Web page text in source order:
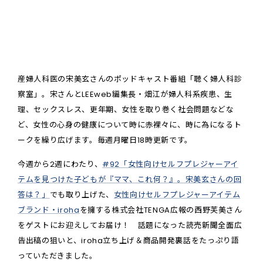
産婦人科医の宋美玄さんのポッドキャスト番組「聴く婦人科診
察室」。宋さんとLEEweb編集長・畑江が婦人科系疾患、生
理、セックスレス、更年期、女性を取り巻く社会問題などな
ど、女性の心身の健康について時に赤裸々に、時に為になるト
ークを繰り広げます。毎週月曜日18時更新です。
今週から2週にわたり、 #92「女性向けセルフプレジャーアイ
テムを見つけた子どもが『ママ、これ何？』。宋美玄さんの回
答は？」 でも取り上げた、 女性向けセルフプレジャーアイテム
ブランド・irohaを擁する株式会社TENGA広報の西野芙美さん
をゲストにお迎えしてお届け！ 話題になった読売新聞全面広
告出稿の狙いと、iroha立ち上げ＆商品開発裏話をたっぷり語
っていただきました。